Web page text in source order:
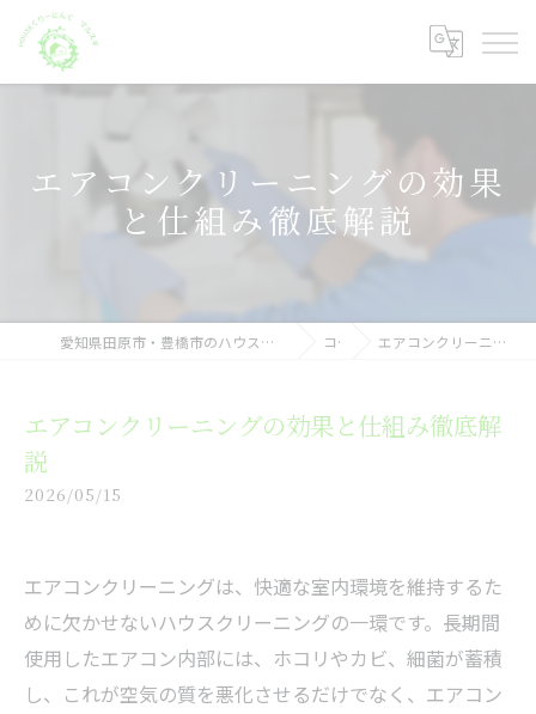
エアコンクリーニングの効果
と仕組み徹底解説
愛知県田原市・豊橋市のハウスクリーニングならHOUSEくりーにんぐ マルスギ コラム エアコンクリーニングの効果と仕組み徹底解説
エアコンクリーニングの効果と仕組み徹底解
説
2026/05/15
エアコンクリーニングは、快適な室内環境を維持するた
めに欠かせないハウスクリーニングの一環です。長期間
使用したエアコン内部には、ホコリやカビ、細菌が蓄積
し、これが空気の質を悪化させるだけでなく、エアコン